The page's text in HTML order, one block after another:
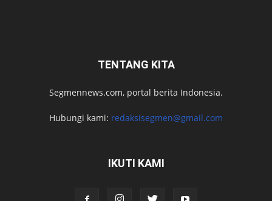
TENTANG KITA
Segmennews.com, portal berita Indonesia.
Hubungi kami: redaksisegmen@gmail.com
IKUTI KAMI